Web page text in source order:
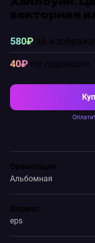
векторная
580₽за
40₽по подписке
Ориентация
Альбомная
Формат
eps